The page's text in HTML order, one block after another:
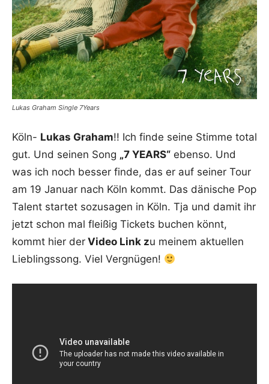
Lukas Graham Single 7Years
Köln- Lukas Graham!! Ich finde seine Stimme total
gut. Und seinen Song „7 YEARS“ ebenso. Und
was ich noch besser finde, das er auf seiner Tour
am 19 Januar nach Köln kommt. Das dänische Pop
Talent startet sozusagen in Köln. Tja und damit ihr
jetzt schon mal fleißig Tickets buchen könnt,
kommt hier der Video Link zu meinem aktuellen
Lieblingssong. Viel Vergnügen!